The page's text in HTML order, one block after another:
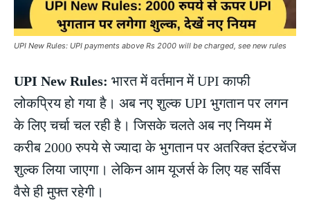
UPI New Rules: UPI payments above Rs 2000 will be charged, see new rules
UPI New Rules: भारत में वर्तमान में UPI काफी
लोकप्रिय हो गया है। अब नए शुल्क UPI भुगतान पर लगन
के लिए चर्चा चल रही है। जिसके चलते अब नए नियम में
करीब 2000 रुपये से ज्यादा के भुगतान पर अतरिक्त इंटरचेंज
शुल्क लिया जाएगा। लेकिन आम यूजर्स के लिए यह सर्विस
वैसे ही मुफ्त रहेगी।